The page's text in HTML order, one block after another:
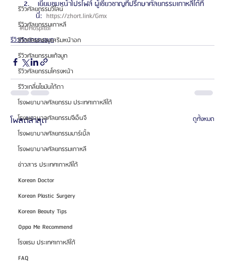
รีวิวศัลยกรรมวีไลน์
รีวิวศัลยกรรมเกาหลี
รีวิวศัลยกรรมเสริมหน้าอก
รีวิวศัลยกรรมแก้จมูก
รีวิวศัลยกรรมโครงหน้า
รีวิวเกลี่ยไขมันใต้ตา
โรงพยาบาลศัลยกรรม ประเทศเกาหลีใต้
โรงพยาบาลศัลยกรรมจีเอ็นจี
โรงพยาบาลศัลยกรรมมาร์เบิ้ล
โรงพยาบาลศัลยกรรมเกาหลี
ข่าวสาร ประเทศเกาหลีใต้
Korean Doctor
Korean Plastic Surgery
Korean Beauty Tips
Oppa Me Recommend
โรงแรม ประเทศเกาหลีใต้
FAQ
นี่: https://zhort.link/Gmx
#IDHospital
รีวิวศัลยกรรมจมูก
โพสต์ล่าสุด ดูทั้งหมด